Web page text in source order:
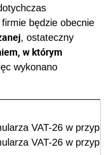
będzie obecnie
, ostateczny
w którym
wykonano
VAT-26 w
VAT-26 w